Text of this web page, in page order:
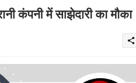
कंपनी में साझेदारी का मौका
share